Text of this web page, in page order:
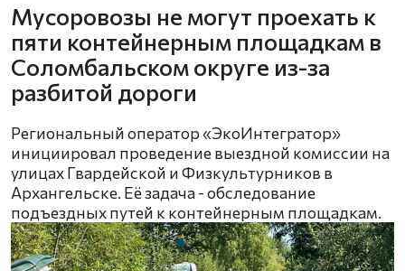
Мусоровозы не могут проехать к
пяти контейнерным площадкам в
Соломбальском округе из-за
разбитой дороги
Региональный оператор «ЭкоИнтегратор»
инициировал проведение выездной комиссии на
улицах Гвардейской и Физкультурников в
Архангельске. Её задача - обследование
подъездных путей к контейнерным площадкам.